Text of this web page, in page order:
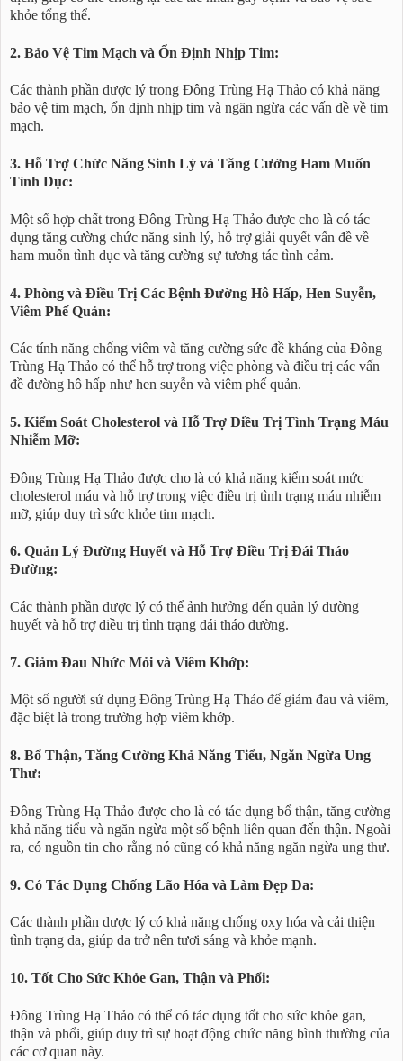
khỏe tổng thể.
2. Bảo Vệ Tim Mạch và Ổn Định Nhịp Tim:
Các thành phần dược lý trong Đông Trùng Hạ Thảo có khả năng
bảo vệ tim mạch, ổn định nhịp tim và ngăn ngừa các vấn đề về tim
mạch.
3. Hỗ Trợ Chức Năng Sinh Lý và Tăng Cường Ham Muốn
Tình Dục:
Một số hợp chất trong Đông Trùng Hạ Thảo được cho là có tác
dụng tăng cường chức năng sinh lý, hỗ trợ giải quyết vấn đề về
ham muốn tình dục và tăng cường sự tương tác tình cảm.
4. Phòng và Điều Trị Các Bệnh Đường Hô Hấp, Hen Suyễn,
Viêm Phế Quản:
Các tính năng chống viêm và tăng cường sức đề kháng của Đông
Trùng Hạ Thảo có thể hỗ trợ trong việc phòng và điều trị các vấn
đề đường hô hấp như hen suyễn và viêm phế quản.
5. Kiểm Soát Cholesterol và Hỗ Trợ Điều Trị Tình Trạng Máu
Nhiễm Mỡ:
Đông Trùng Hạ Thảo được cho là có khả năng kiểm soát mức
cholesterol máu và hỗ trợ trong việc điều trị tình trạng máu nhiễm
mỡ, giúp duy trì sức khỏe tim mạch.
6. Quản Lý Đường Huyết và Hỗ Trợ Điều Trị Đái Tháo
Đường:
Các thành phần dược lý có thể ảnh hưởng đến quản lý đường
huyết và hỗ trợ điều trị tình trạng đái tháo đường.
7. Giảm Đau Nhức Mỏi và Viêm Khớp:
Một số người sử dụng Đông Trùng Hạ Thảo để giảm đau và viêm,
đặc biệt là trong trường hợp viêm khớp.
8. Bổ Thận, Tăng Cường Khả Năng Tiểu, Ngăn Ngừa Ung
Thư:
Đông Trùng Hạ Thảo được cho là có tác dụng bổ thận, tăng cường
khả năng tiểu và ngăn ngừa một số bệnh liên quan đến thận. Ngoài
ra, có nguồn tin cho rằng nó cũng có khả năng ngăn ngừa ung thư.
9. Có Tác Dụng Chống Lão Hóa và Làm Đẹp Da:
Các thành phần dược lý có khả năng chống oxy hóa và cải thiện
tình trạng da, giúp da trở nên tươi sáng và khỏe mạnh.
10. Tốt Cho Sức Khỏe Gan, Thận và Phổi:
Đông Trùng Hạ Thảo có thể có tác dụng tốt cho sức khỏe gan,
thận và phổi, giúp duy trì sự hoạt động chức năng bình thường của
các cơ quan này.